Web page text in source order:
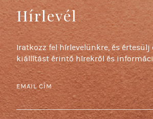
Hírlevél
Iratkozz fel hírlevelünkre, és értesülj
kiállítást érintő hírekről és
EMAIL CÍM